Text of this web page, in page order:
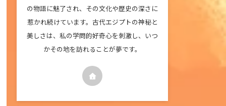
の物語に魅了され、その文化や歴史の深さに
惹かれ続けています。古代エジプトの神秘と
美しさは、私の学問的好奇心を刺激し、いつ
かその地を訪れることが夢です。